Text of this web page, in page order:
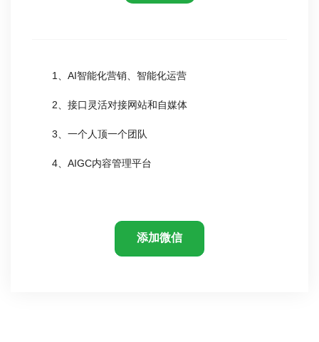
1、AI智能化营销、智能化运营
2、接口灵活对接网站和自媒体
3、一个人顶一个团队
4、AIGC内容管理平台
添加微信